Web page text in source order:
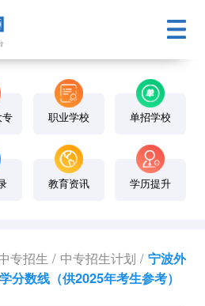
职业学校 单招学校
教育资讯 学历提升
专招生 / 中专招生计划 / 宁波外
分数线（供2025年考生参考）